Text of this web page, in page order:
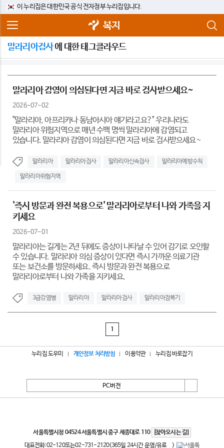
이 누리집은 대한민국 공식 전자정부 누리집입니다.
복지
말라리아검사에 대한 태그클라우드
말라리아 감염이 의심된다면 지금 바로 검사받으세요~
2026-07-02
"말라리아, 아프리카나 동남아시아 얘기라고요?" 우리나라도
말라리아 위험지역으로 매년 수백 명씩 말라리아에 감염되고
있습니다. 말라리아 감염이 의심된다면 지금 바로 검사받으세요~
말라리아 말라리아검사 말라리아신속검사 말라리아예방수칙
말라리아위험지역
'즉시 방문과 완전 복용으로' 말라리아로부터 나와 가족을 지
키세요
2026-07-01
말라리아는 길게는 2년 뒤에도 증상이 나타날 수 있어 감기로 오인할
수 있습니다. 말라리아 의심 증상이 있다면 즉시 가까운 의료기관
또는 보건소를 방문하세요. 즉시 방문과 완전 복용으로
말라리아로부터 나와 가족을 지키세요.
3급감염병 말라리아 말라리아검사 말라리아잠복기
1
누리집 도우미 개인정보 처리방침 이용약관 누리집 바로잡기
PC버전
서울특별시청 04524 서울특별시 중구 세종대로 110
[찾아오시는 길]
대표전화:02-120또는02-731-2120(365일 24시간 운영/유료 )